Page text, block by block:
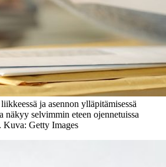
ja asennon ylläpitämisessä
näkyy selvimmin eteen ojennetuissa
Kuva: Getty Images